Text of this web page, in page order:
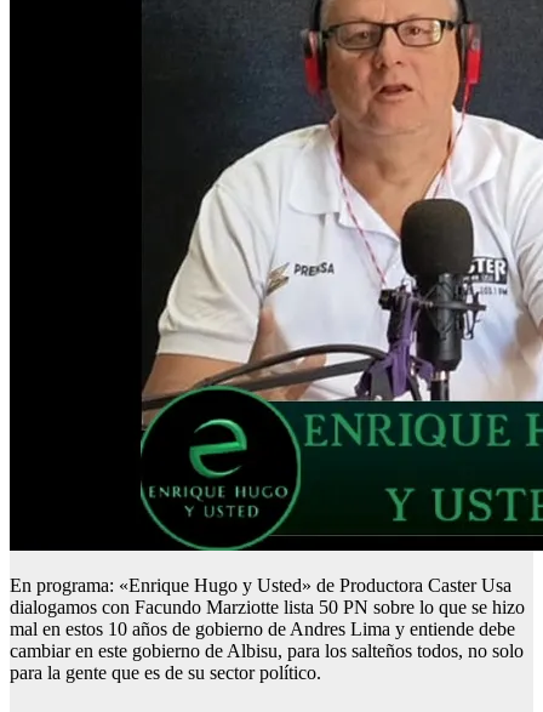
En programa: «Enrique Hugo y Usted» de Productora Caster Usa
dialogamos con Facundo Marziotte lista 50 PN sobre lo que se hizo
mal en estos 10 años de gobierno de Andres Lima y entiende debe
cambiar en este gobierno de Albisu, para los salteños todos, no solo
para la gente que es de su sector político.